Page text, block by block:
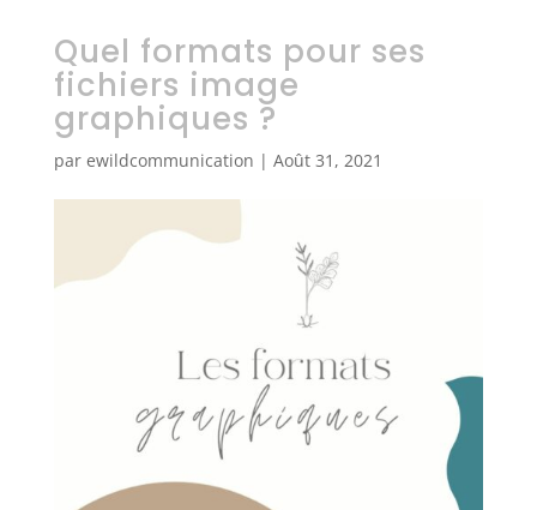
Quel formats pour ses
fichiers image
graphiques ?
par ewildcommunication | Août 31, 2021